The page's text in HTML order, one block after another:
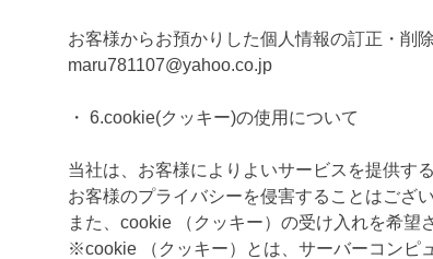
お客様からお預かりした個人情報の訂正・削
maru781107@yahoo.co.jp
・ 6.cookie(クッキー)の使用について
当社は、お客様によりよいサービスを提供す
お客様のプライバシーを侵害することはござい
また、cookie （クッキー）の受け入れを希望
※cookie （クッキー）とは、サーバーコンピ